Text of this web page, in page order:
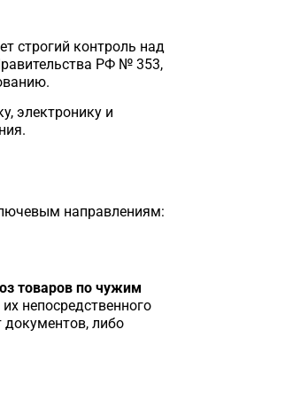
строгий контроль над
РФ № 353,
электронику и
направлениям:
товаров по чужим
непосредственного
либо